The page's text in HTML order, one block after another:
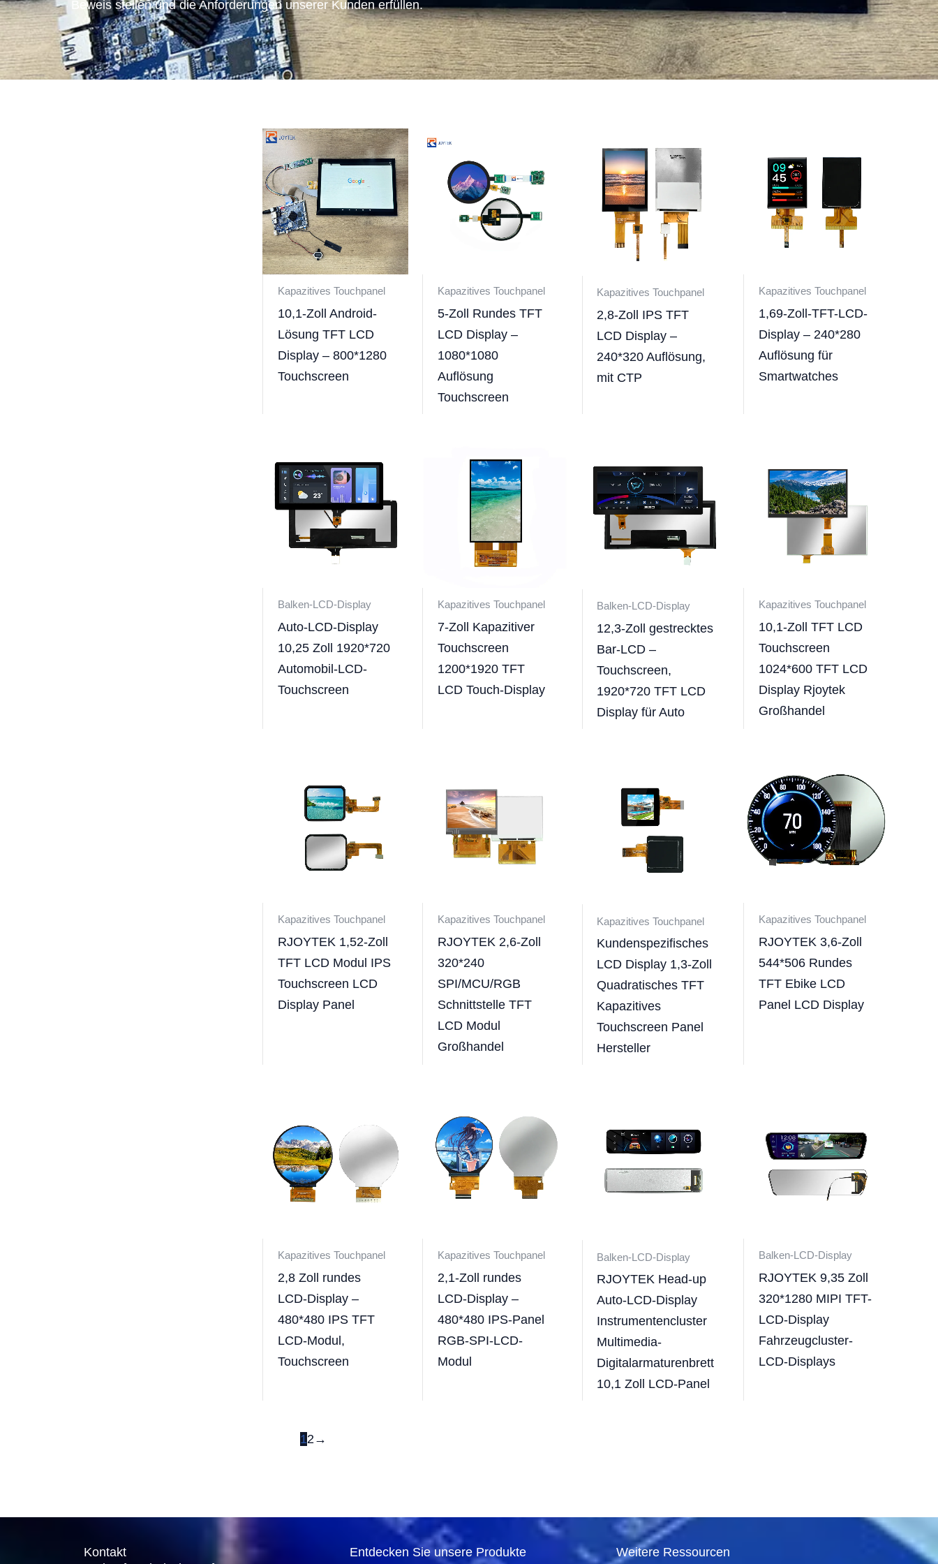
Beweis stellen und die Anforderungen unserer Kunden erfüllen.
Kapazitives Touchpanel
10,1-Zoll Android-
Lösung TFT LCD
Display – 800*1280
Touchscreen
Kapazitives Touchpanel
5-Zoll Rundes TFT
LCD Display –
1080*1080
Auflösung
Touchscreen
Kapazitives Touchpanel
2,8-Zoll IPS TFT
LCD Display –
240*320 Auflösung,
mit CTP
Kapazitives Touchpanel
1,69-Zoll-TFT-LCD-
Display – 240*280
Auflösung für
Smartwatches
Balken-LCD-Display
Auto-LCD-Display
10,25 Zoll 1920*720
Automobil-LCD-
Touchscreen
Kapazitives Touchpanel
7-Zoll Kapazitiver
Touchscreen
1200*1920 TFT
LCD Touch-Display
Balken-LCD-Display
12,3-Zoll gestrecktes
Bar-LCD –
Touchscreen,
1920*720 TFT LCD
Display für Auto
Kapazitives Touchpanel
10,1-Zoll TFT LCD
Touchscreen
1024*600 TFT LCD
Display Rjoytek
Großhandel
Kapazitives Touchpanel
RJOYTEK 1,52-Zoll
TFT LCD Modul IPS
Touchscreen LCD
Display Panel
Kapazitives Touchpanel
RJOYTEK 2,6-Zoll
320*240
SPI/MCU/RGB
Schnittstelle TFT
LCD Modul
Großhandel
Kapazitives Touchpanel
Kundenspezifisches
LCD Display 1,3-Zoll
Quadratisches TFT
Kapazitives
Touchscreen Panel
Hersteller
Kapazitives Touchpanel
RJOYTEK 3,6-Zoll
544*506 Rundes
TFT Ebike LCD
Panel LCD Display
Kapazitives Touchpanel
2,8 Zoll rundes
LCD-Display –
480*480 IPS TFT
LCD-Modul,
Touchscreen
Kapazitives Touchpanel
2,1-Zoll rundes
LCD-Display –
480*480 IPS-Panel
RGB-SPI-LCD-
Modul
Balken-LCD-Display
RJOYTEK Head-up
Auto-LCD-Display
Instrumentencluster
Multimedia-
Digitalarmaturenbrett
10,1 Zoll LCD-Panel
Balken-LCD-Display
RJOYTEK 9,35 Zoll
320*1280 MIPI TFT-
LCD-Display
Fahrzeugcluster-
LCD-Displays
12→
Kontakt
Entdecken Sie unsere Produkte Weitere Ressourcen